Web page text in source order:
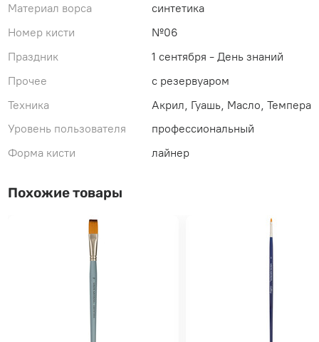
Материал ворса
синтетика
Номер кисти
№06
Праздник
1 сентября - День знаний
Прочее
с резервуаром
Техника
Акрил, Гуашь, Масло, Темпера
Уровень пользователя
профессиональный
Форма кисти
лайнер
Похожие товары